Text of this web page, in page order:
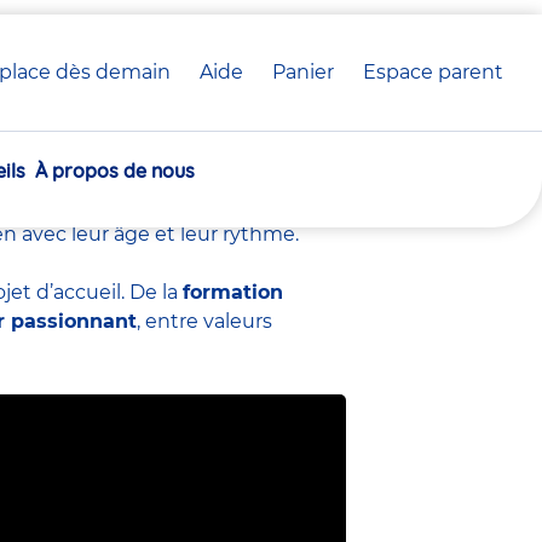
dès demain Aide Panier crèche(s)
Espace parent
À propos de nousdes tout-petits en
avec leur âge et leur rythme.
d’accueil. De la formation
passionnant, entre valeurs